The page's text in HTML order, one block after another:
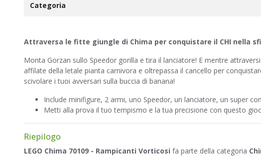
Categoria
Attraversa le fitte giungle di Chima per conquistare il CHI nella
Monta Gorzan sullo Speedor gorilla e tira il lanciatore! E mentre
affilate della letale pianta carnivora e oltrepassa il cancello per
scivolare i tuoi avversari sulla buccia di banana!
Include minifigure, 2 armi, uno Speedor, un lanciatore, un super
Metti alla prova il ​​tuo tempismo e la tua precisione con questo
Riepilogo
LEGO Chima 70109 - Rampicanti Vorticosi fa parte della categoria